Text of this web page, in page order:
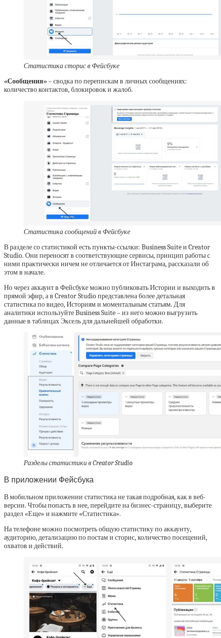
Статистика сторис в Фейсбуке
«Сообщения»– сводка по перепискам в личных сообщениях:
количество контактов, блокировок и жалоб.
Статистика сообщений в Фейсбуке
В разделе со статистикой есть пункты-ссылки: Business Suite и Creator
Studio. Они переносят в соответствующие сервисы, принцип работы с
ними практически ничем не отличается от Инстаграма, рассказали об
этом в начале.
Но через аккаунт в Фейсбуке можно публиковать Истории и выходить в
прямой эфир, а в Creator Studio представлена более детальная
статистика по видео, Историям и моментальным статьям. Для
аналитики используйте Business Suite – из него можно выгрузить
данные в таблицах Эксель для дальнейшей обработки.
Разделы статистики в Creator Studio
В приложении Фейсбука
В мобильном приложении статистика не такая подробная, как в веб-
версии. Чтобы попасть в нее, перейдите на бизнес-страницу, выберите
раздел «Еще» и нажмите «Статистика».
На телефоне можно посмотреть общую статистику по аккаунту,
аудиторию, детализацию по постам и сторис, количество посещений,
охватов и действий.